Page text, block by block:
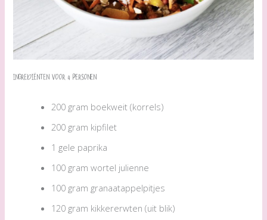
Ingrediënten voor 4 personen
200 gram boekweit (korrels)
200 gram kipfilet
1 gele paprika
100 gram wortel julienne
100 gram granaatappelpitjes
120 gram kikkererwten (uit blik)